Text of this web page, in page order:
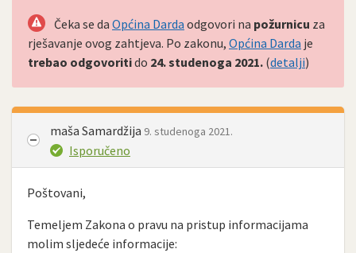
Čeka se da Općina Darda odgovori na požurnicu za
rješavanje ovog zahtjeva. Po zakonu, Općina Darda je
trebao odgovoritido 24. studenoga 2021. (detalji)
maša Samardžija 9. studenoga 2021.
Isporučeno
Poštovani,
Temeljem Zakona o pravu na pristup informacijama
molim sljedeće informacije: